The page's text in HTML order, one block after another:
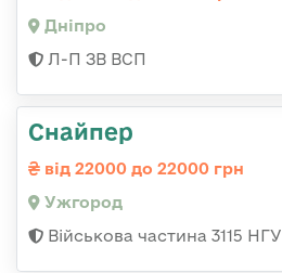
Дніпро
Л-П ЗВ ВСП
Снайпер
від 22000 до 22000 грн
Ужгород
Військова частина 3115 НГУ